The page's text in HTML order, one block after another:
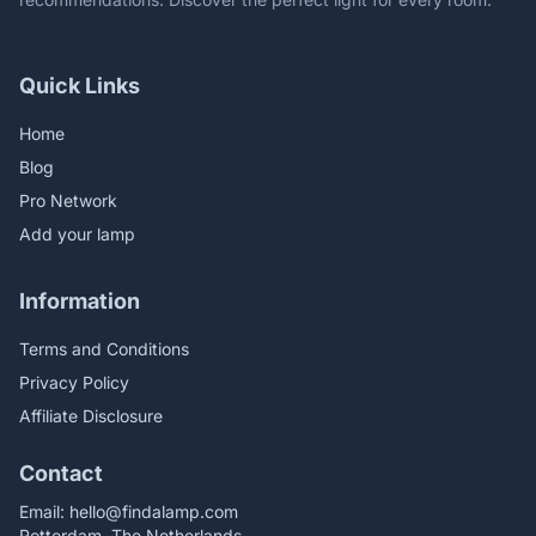
Quick Links
Home
Blog
Pro Network
Add your lamp
Information
Terms and Conditions
Privacy Policy
Affiliate Disclosure
Contact
Email: hello@findalamp.com